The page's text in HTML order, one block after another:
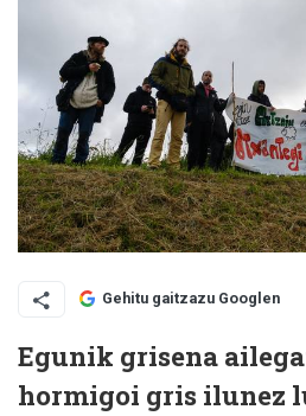
Gehitu gaitzazu Googlen
Egunik grisena
hormigoi gris ilunez